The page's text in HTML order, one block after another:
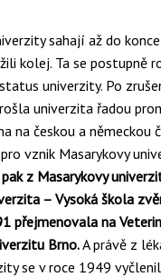
sahají až do
kolej. Ta se postupně
univerzity. Po
univerzita řadou
na českou a německou
vznik Masarykovy
z Masarykovy
– Vysoká škola
přejmenovala na
Brno.A právě z
se v roce 1949